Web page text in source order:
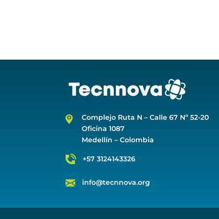
Complejo Ruta N – Calle 67 Nº 52-20
Oficina 1087
Medellín – Colombia
+57 3124143326
info@tecnnova.org